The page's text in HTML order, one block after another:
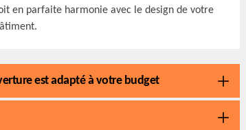
en parfaite harmonie avec le design de votre
est adapté à votre budget